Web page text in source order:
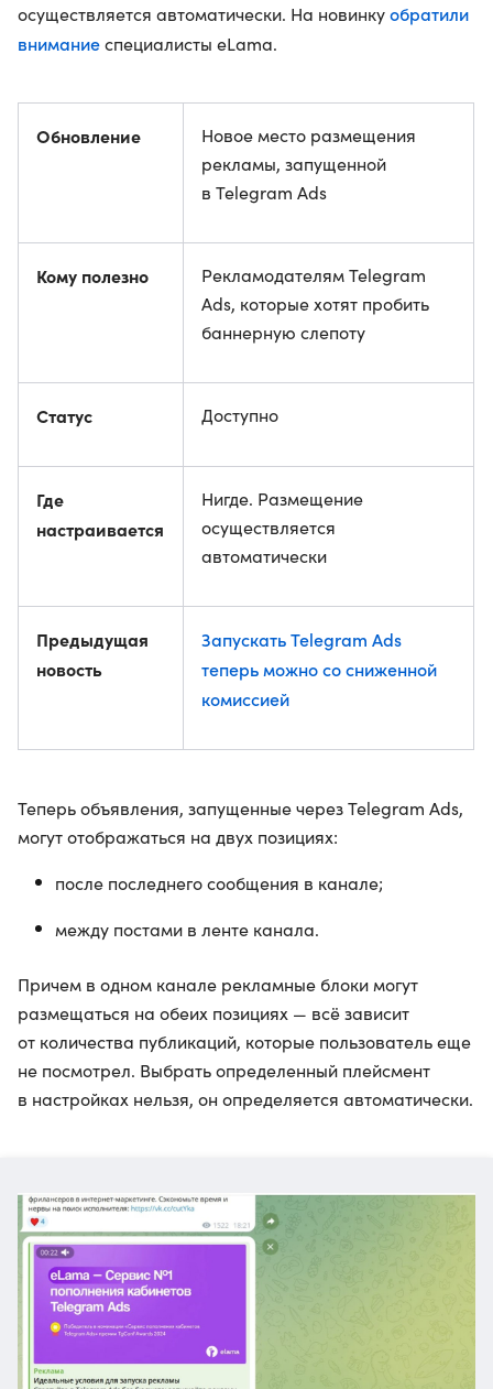
осуществляется автоматически. На новинкуобратили
вниманиеспециалисты eLama.
Обновление
Новое место размещения
рекламы, запущенной
в Telegram Ads
Кому полезно
Рекламодателям Telegram
Ads, которые хотят пробить
баннерную слепоту
Статус Доступно
Где
настраивается
Нигде. Размещение
осуществляется
автоматически
Предыдущая
новость
Запускать Telegram Ads
теперь можно со сниженной
комиссией
Теперь объявления, запущенные через Telegram Ads,
могут отображаться на двух позициях:
после последнего сообщения в канале;
между постами в ленте канала.
Причем в одном канале рекламные блоки могут
размещаться на обеих позициях — всё зависит
от количества публикаций, которые пользователь еще
не посмотрел. Выбрать определенный плейсмент
в настройках нельзя, он определяется автоматически.